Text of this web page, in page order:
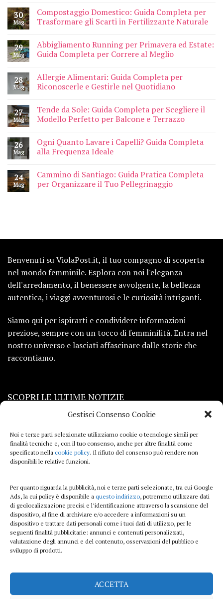
Gestisci Consenso Cookie
Noi e terze parti selezionate utilizziamo cookie o tecnologie simili per
finalità tecniche e, con il tuo consenso, anche per altre finalità come
specificato nella cookie policy. Il rifiuto del consenso può rendere non
disponibili le relative funzioni.
Per quanto riguarda la pubblicità, noi e terze parti selezionate, tra cui Google
Ads, la cui policy è disponibile a questo indirizzo, potremmo utilizzare dati
di geolocalizzazione precisi e l’identificazione attraverso la scansione del
dispositivo, al fine di archiviare e/o accedere a informazioni su un
dispositivo e trattare dati personali come i tuoi dati di utilizzo, per le
seguenti finalità pubblicitarie: annunci e contenuti personalizzati,
valutazione degli annunci e del contenuto, osservazioni del pubblico e
sviluppo di prodotti.
ACCETTA
30
Mag
Compostaggio Domestico: Guida Completa per
Trasformare gli Scarti in Fertilizzante Naturale
29
Mag
Abbigliamento Running per Primavera ed Estate:
Guida Completa per Correre al Meglio
28
Mag
Allergie Alimentari: Guida Completa per
Riconoscerle e Gestirle nel Quotidiano
27
Mag
Tende da Sole: Guida Completa per Scegliere il
Modello Perfetto per Balcone e Terrazzo
26
Mag
Ogni Quanto Lavare i Capelli? Guida Completa
alla Frequenza Ideale
24
Mag
Cammino di Santiago: Guida Pratica Completa
per Organizzare il Tuo Pellegrinaggio
Benvenuti su ViolaPost.it, il tuo compagno di scoperta
nel mondo femminile. Esplora con noi l'eleganza
dell'arredamento, il benessere avvolgente, la bellezza
autentica, i viaggi avventurosi e le curiosità intriganti.
Siamo qui per ispirarti e condividere informazioni
preziose, sempre con un tocco di femminilità. Entra nel
nostro universo e lasciati affascinare dalle storie che
raccontiamo.
SCOPRI LE ULTIME NOTIZIE
Viaggi
Beauty e benessere
Curiosità
Lifestyle
Sport
iTech
ViolaPost.it partecipa al Programma Affiliazione Amazon EU, un programma di